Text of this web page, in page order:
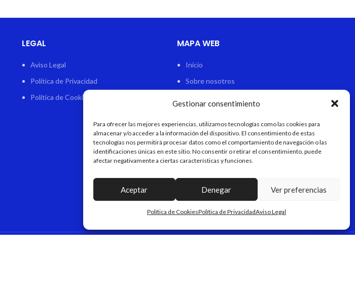
Gestionar consentimiento
Para ofrecer las mejores experiencias, utilizamos tecnologías como las cookies para
almacenar y/o acceder a la información del dispositivo. El consentimiento de estas
tecnologías nos permitirá procesar datos como el comportamiento de navegación o las
identificaciones únicas en este sitio. No consentir o retirar el consentimiento, puede
afectar negativamente a ciertas características y funciones.
Aceptar Denegar Ver preferencias
Política de CookiesPolítica de PrivacidadAviso Legal
LEGAL
Aviso Legal
Política de Privacidad
Política de Cookies
MAPA WEB
Inicio
Sobre nosotros